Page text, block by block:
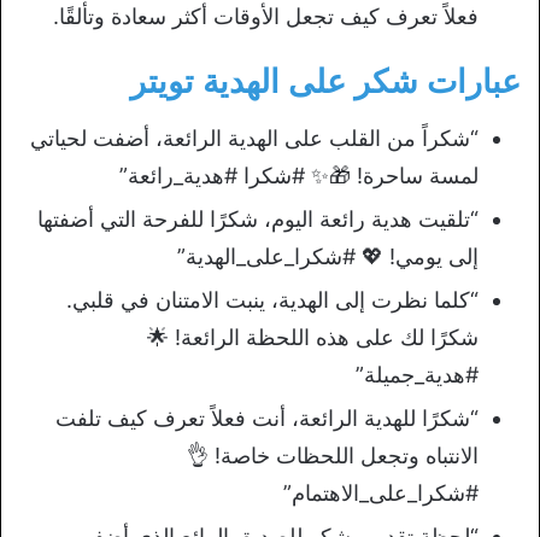
فعلاً تعرف كيف تجعل الأوقات أكثر سعادة وتألقًا.
عبارات شكر على الهدية تويتر
“شكراً من القلب على الهدية الرائعة، أضفت لحياتي
لمسة ساحرة! 🎁✨ #شكرا #هدية_رائعة”
“تلقيت هدية رائعة اليوم، شكرًا للفرحة التي أضفتها
إلى يومي! 💖 #شكرا_على_الهدية”
“كلما نظرت إلى الهدية، ينبت الامتنان في قلبي.
شكرًا لك على هذه اللحظة الرائعة! 🌟
#هدية_جميلة”
“شكرًا للهدية الرائعة، أنت فعلاً تعرف كيف تلفت
الانتباه وتجعل اللحظات خاصة! 👌
#شكرا_على_الاهتمام”